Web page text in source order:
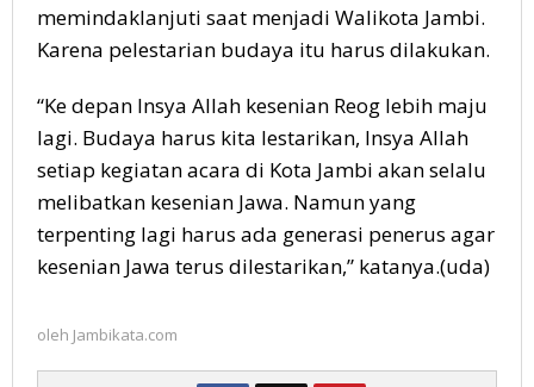
memindaklanjuti saat menjadi Walikota Jambi.
Karena pelestarian budaya itu harus dilakukan.
“Ke depan Insya Allah kesenian Reog lebih maju
lagi. Budaya harus kita lestarikan, Insya Allah
setiap kegiatan acara di Kota Jambi akan selalu
melibatkan kesenian Jawa. Namun yang
terpenting lagi harus ada generasi penerus agar
kesenian Jawa terus dilestarikan,” katanya.(uda)
oleh Jambikata.com